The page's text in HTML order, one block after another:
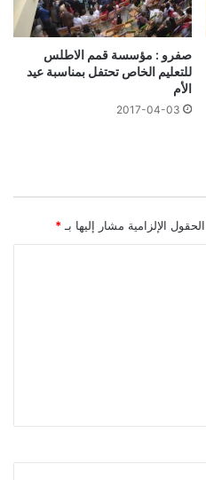
صفرو : مؤسسة قمم الاطلس
للتعليم الخاص تحتفل بمناسبة عيد
الأم
2017-04-03
الحقول الإلزامية مشار إليها بـ *